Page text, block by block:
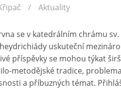
Aktuality
se v katedrálním chrámu
uskuteční
příspěvky se mohou týkat
metodějské tradice,
a příbuzných témat.